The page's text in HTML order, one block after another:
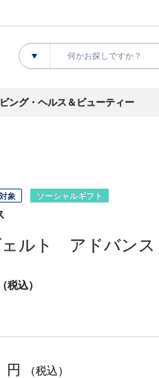
ング・ヘルス＆ビューティー
象 ソーシャルギフト
ェルト アドバンス
税込）
円 （税込）